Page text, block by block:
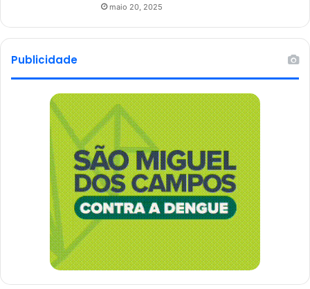
maio 20, 2025
Publicidade